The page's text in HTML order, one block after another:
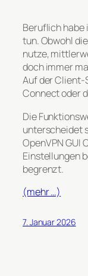
Beruflich habe
tun. Obwohl
nutze,
doch immer
Auf der Client-
Connect oder
Die
unterscheidet
OpenVPN GUI
Einstellungen
begrenzt.
(mehr …)
7. Januar 2026